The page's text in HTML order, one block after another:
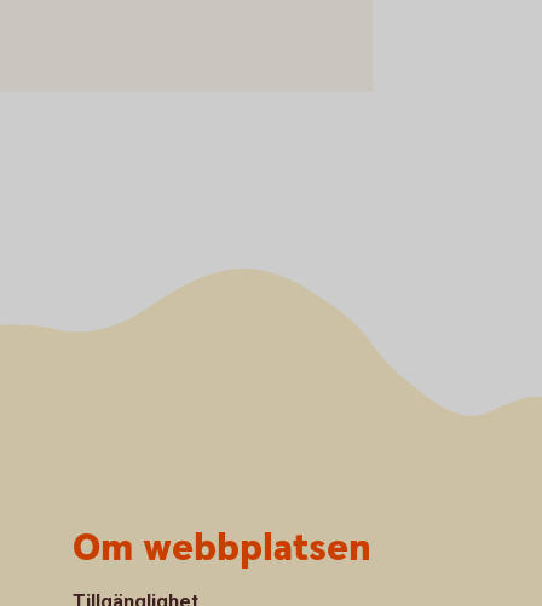
Om webbplatsen